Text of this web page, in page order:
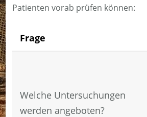
Patienten vorab prüfen können:
Frage
Welche Untersuchungen
werden angeboten?